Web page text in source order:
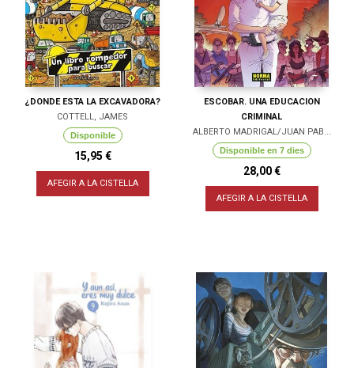
¿DONDE ESTA LA EXCAVADORA?
COTTELL, JAMES
Disponible
15,95 €
AFEGIR A LA CISTELLA
ESCOBAR. UNA EDUCACION
CRIMINAL
ALBERTO MADRIGAL/JUAN PAB...
Disponible en 7 dies
28,00 €
AFEGIR A LA CISTELLA